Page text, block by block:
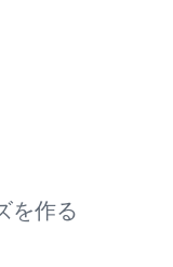
を作る